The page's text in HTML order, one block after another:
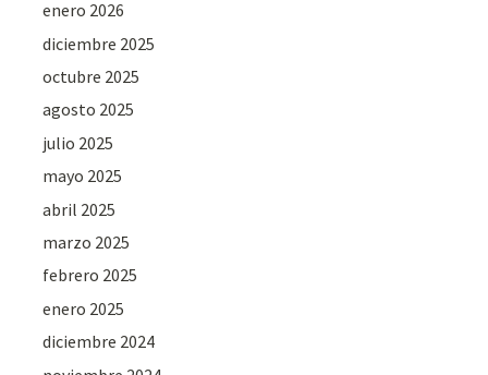
enero 2026
diciembre 2025
octubre 2025
agosto 2025
julio 2025
mayo 2025
abril 2025
marzo 2025
febrero 2025
enero 2025
diciembre 2024